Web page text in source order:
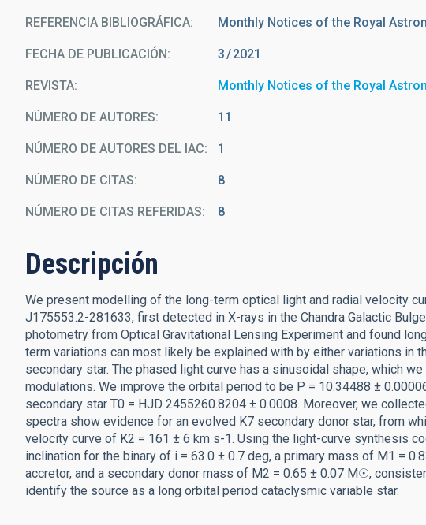
REFERENCIA BIBLIOGRÁFICA Monthly Notices of the Royal
FECHA DE PUBLICACIÓN: 3 2021
REVISTA Monthly Notices of the Royal
NÚMERO DE AUTORES 11
NÚMERO DE AUTORES DEL IAC 1
NÚMERO DE CITAS 8
NÚMERO DE CITAS REFERIDAS 8
Descripción
We present modelling of the long-term optical light and radial velocity
J175553.2-281633, first detected in X-rays in the Chandra Galactic
photometry from Optical Gravitational Lensing Experiment and found
term variations can most likely be explained with by either variations in
secondary star. The phased light curve has a sinusoidal shape, which
modulations. We improve the orbital period to be P = 10.34488 ±
secondary star T0 = HJD 2455260.8204 ± 0.0008. Moreover, we
spectra show evidence for an evolved K7 secondary donor star, from
velocity curve of K2 = 161 ± 6 km s-1. Using the light-curve synthesis
inclination for the binary of i = 63.0 ± 0.7 deg, a primary mass of M1 =
accretor, and a secondary donor mass of M2 = 0.65 ± 0.07 M☉,
identify the source as a long orbital period cataclysmic variable star.